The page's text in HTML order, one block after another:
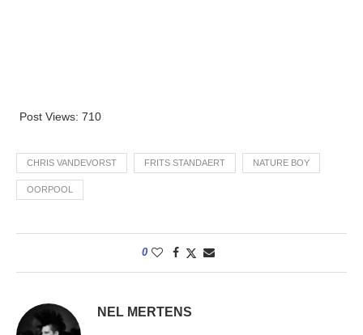
Post Views: 710
CHRIS VANDEVORST FRITS STANDAERT NATURE BOY
OORPOOL
0
NEL MERTENS